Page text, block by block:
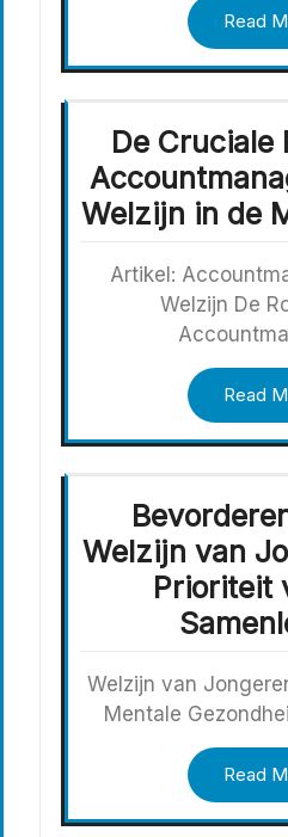
Read
De Cruciale
Welzijn in de
Artikel:
Welzijn De
Read
Welzijn van
Prioriteit
Welzijn van
Mentale
Read